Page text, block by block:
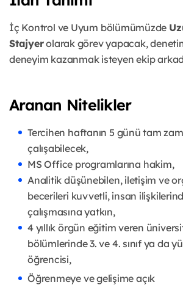
İç Kontrol ve Uyum bölümümüzde
Stajyerolarak görev yapacak,
deneyim kazanmak isteyen ekip
Aranan Nitelikler
Tercihen haftanın 5 günü tam
çalışabilecek,
MS Office programlarına hakim,
Analitik düşünebilen, iletişim ve
becerileri kuvvetli, insan
çalışmasına yatkın,
4 yıllık örgün eğitim veren
bölümlerinde 3. ve 4. sınıf ya da
öğrencisi,
Öğrenmeye ve gelişime açık